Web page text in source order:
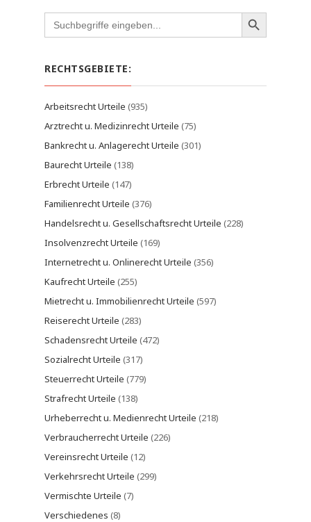
Search
for:
RECHTSGEBIETE:
Arbeitsrecht Urteile (935)
Arztrecht u. Medizinrecht Urteile (75)
Bankrecht u. Anlagerecht Urteile (301)
Baurecht Urteile (138)
Erbrecht Urteile (147)
Familienrecht Urteile (376)
Handelsrecht u. Gesellschaftsrecht Urteile (228)
Insolvenzrecht Urteile (169)
Internetrecht u. Onlinerecht Urteile (356)
Kaufrecht Urteile (255)
Mietrecht u. Immobilienrecht Urteile (597)
Reiserecht Urteile (283)
Schadensrecht Urteile (472)
Sozialrecht Urteile (317)
Steuerrecht Urteile (779)
Strafrecht Urteile (138)
Urheberrecht u. Medienrecht Urteile (218)
Verbraucherrecht Urteile (226)
Vereinsrecht Urteile (12)
Verkehrsrecht Urteile (299)
Vermischte Urteile (7)
Verschiedenes (8)